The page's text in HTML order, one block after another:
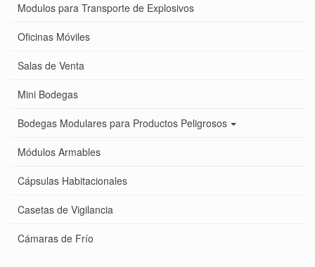
Modulos para Transporte de Explosivos
Oficinas Móviles
Salas de Venta
Mini Bodegas
Bodegas Modulares para Productos Peligrosos
Módulos Armables
Cápsulas Habitacionales
Casetas de Vigilancia
Cámaras de Frío